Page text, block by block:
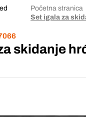
Početna stranica
Set igala za
skidanje